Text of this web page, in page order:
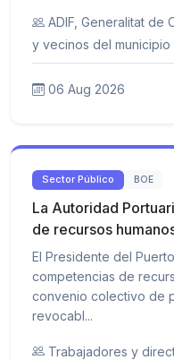
ADIF, Generalitat de
y vecinos del municipio
06 Aug 2026
Sector Público BOE
La Autoridad
de recursos
El Presidente del
competencias de
convenio colectivo de
revocabl...
Trabajadores y